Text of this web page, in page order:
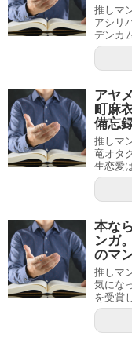
推しマ
アシリ
デンカ
アヤ
町麻
備忘
推しマ
竜オタ
生恋愛
本な
ンガ
のマ
推しマ
気にな
を受賞